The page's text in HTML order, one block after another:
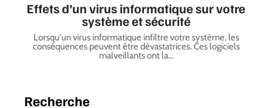
Effets d’un virus informatique sur votre
système et sécurité
Lorsqu'un virus informatique infiltre votre système, les
conséquences peuvent être dévastatrices. Ces logiciels
malveillants ont la…
Recherche